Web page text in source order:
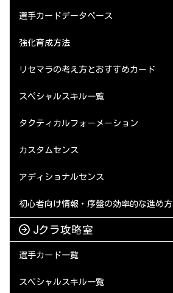
選手カードデータベース
強化育成方法
リセマラの考え方とおすすめカード
スペシャルスキル一覧
タクティカルフォーメーション
カスタムセンス
アディショナルセンス
初心者向け情報・序盤の効率的な進め方
Jクラ攻略室
選手カード一覧
スペシャルスキル一覧